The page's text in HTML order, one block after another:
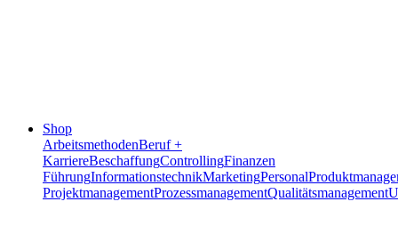
Shop
ArbeitsmethodenBeruf +
KarriereBeschaffungControllingFinanzen
FührungInformationstechnikMarketingPersonal
ProjektmanagementProzessmanagementQualitätsmanagement